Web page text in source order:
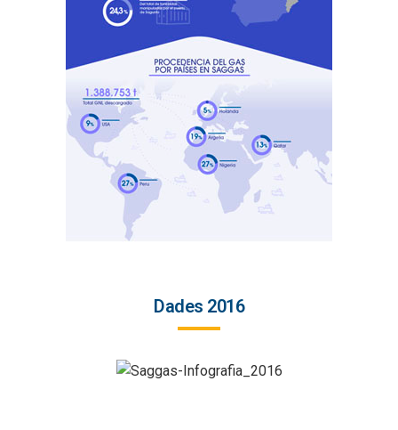
Dades 2016